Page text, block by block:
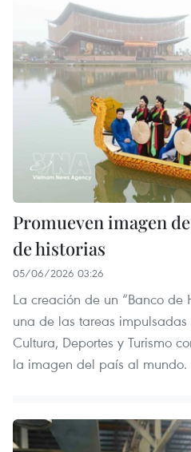
Promueven imagen
de historias
05/06/2026 03:26
La creación de un “Banco de
una de las tareas
Cultura, Deportes y Turismo
la imagen del país al mundo.